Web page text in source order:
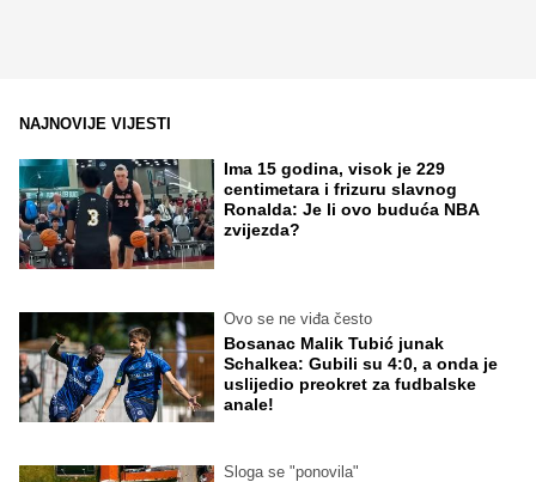
NAJNOVIJE VIJESTI
Ima 15 godina, visok je 229
centimetara i frizuru slavnog
Ronalda: Je li ovo buduća NBA
zvijezda?
Ovo se ne viđa često
Bosanac Malik Tubić junak
Schalkea: Gubili su 4:0, a onda je
uslijedio preokret za fudbalske
anale!
Sloga se "ponovila"